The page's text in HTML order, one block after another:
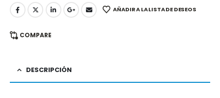
AÑADIR A LA LISTA DE DESEOS
COMPARE
DESCRIPCIÓN